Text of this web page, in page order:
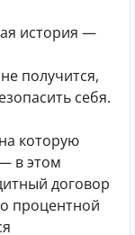
история —
получится,
себя.
которую
в этом
договор
процентной